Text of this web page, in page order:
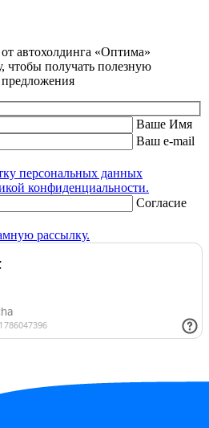
автохолдинга «Оптима»
чтобы получать полезную
Ваше Имя
Ваш e-mail
персональных данных
конфиденциальности.
Согласие
рассылку.